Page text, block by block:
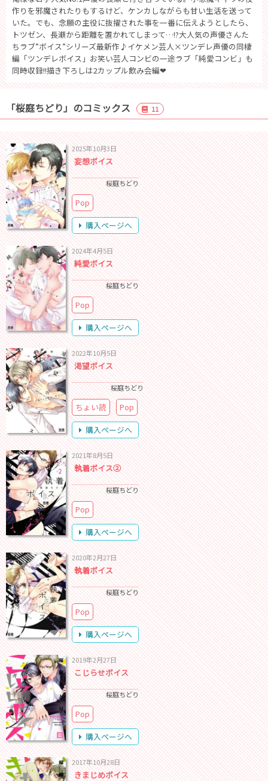
作りを邪魔されたりもするけど、ケンカしながらも甘い生活を送って
いた。でも、念願の主役に抜擢された事を一番に伝えようとしたら、
トツゼン、長瀬から距離を置かれてしまって…!?大人気の声優さんた
ちラブ”ボイス”シリーズ最新作♪イケメン芸人×ツンデレ声優の同棲
編「ツンデレボイス」お笑い芸人コンビの一途ラブ「純愛コンビ」も
同時収録!!描き下ろしは2カップル飲み会編❤
「桜庭ちどり」のコミックス 11
2025年10月3日
妄想ボイス
桜庭ちどり
Pop
購入ページへ
2024年4月5日
純愛ボイス
桜庭ちどり
Pop
購入ページへ
2022年10月5日
渇望ボイス
桜庭ちどり
ちょい読
Pop
購入ページへ
2021年8月5日
執着ボイス②
桜庭ちどり
Pop
購入ページへ
2020年2月27日
執着ボイス
桜庭ちどり
Pop
購入ページへ
2019年2月27日
こじらせボイス
桜庭ちどり
Pop
購入ページへ
2017年10月28日
きまじめボイス